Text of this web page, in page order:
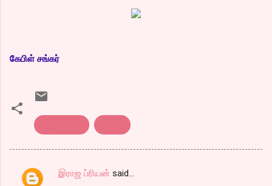
கேபிள் சங்கர்
C
இராஜ ப்ரியன் said…